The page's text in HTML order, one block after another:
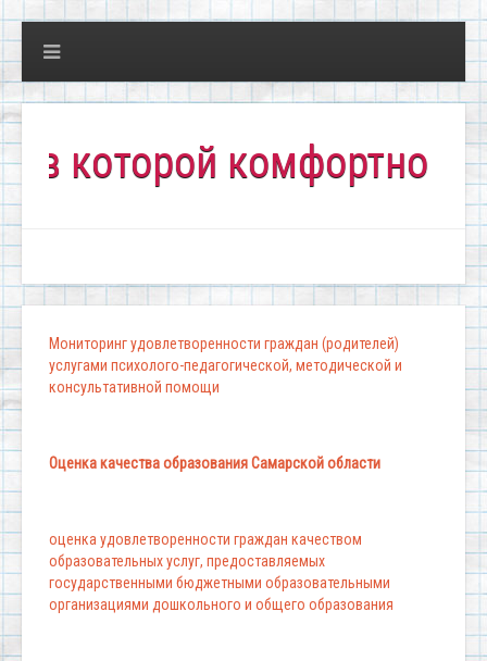
комфортно всем!"
Мониторинг удовлетворенности граждан (родителей)
услугами психолого-педагогической, методической и
консультативной помощи
Оценка качества образования Самарской области
оценка удовлетворенности граждан качеством
образовательных услуг, предоставляемых
государственными бюджетными образовательными
организациями дошкольного и общего образования